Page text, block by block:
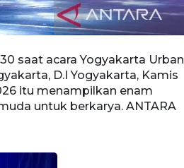
saat acara Yogyakarta Urban
D.I Yogyakarta, Kamis
itu menampilkan enam
untuk berkarya. ANTARA